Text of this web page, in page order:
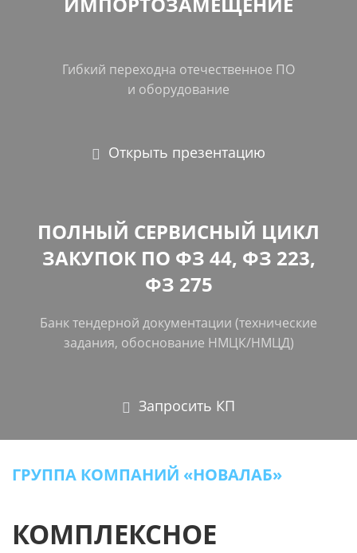
Гибкий переходна отечественное ПО
и оборудование
Открыть презентацию
ПОЛНЫЙ СЕРВИСНЫЙ ЦИКЛ
ЗАКУПОК ПО ФЗ 44, ФЗ 223,
ФЗ 275
Банк тендерной документации (технические
задания, обоснование НМЦК/НМЦД)
Запросить КП
ГРУППА КОМПАНИЙ «НОВАЛАБ»
КОМПЛЕКСНОЕ